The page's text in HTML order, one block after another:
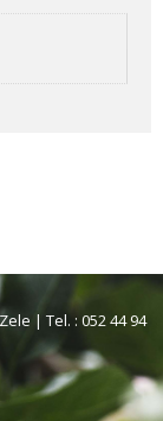
| Tel. : 052 44 94